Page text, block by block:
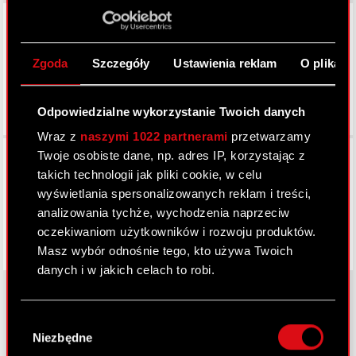
Zgoda Szczegóły Ustawienia reklam O
Odpowiedzialne wykorzystanie Twoich danych
Wraz z naszymi 1022 partnerami przetwarzamy
Twoje osobiste dane, np. adres IP, korzystając z
takich technologii jak pliki cookie, w celu
wyświetlania spersonalizowanych reklam i treści,
analizowania tychże, wychodzenia naprzeciw
oczekiwaniom użytkowników i rozwoju produktów.
Masz wybór odnośnie tego, kto używa Twoich
danych i w jakich celach to robi.
lokalizacji geograficznej z dokładnością nawet
zgody
Niezbędne
Facebook
O CD PROJEKT